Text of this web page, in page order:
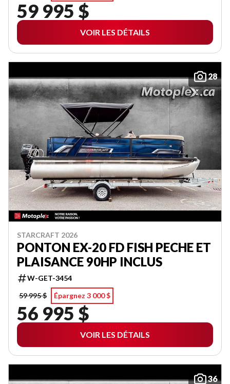
59 995 $
VOIR LES DÉTAILS
28
STARCRAFT 2026
PONTON EX-20 FD FISH PECHE ET
PLAISANCE 90HP INCLUS
W-GET-3454
59 995 $
Épargnez 3 000 $
56 995 $
VOIR LES DÉTAILS
36